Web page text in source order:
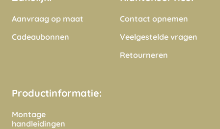
Aanvraag op maat
Cadeaubonnen
Contact opnemen
Veelgestelde vragen
Retourneren
Productinformatie:
Montage
handleidingen